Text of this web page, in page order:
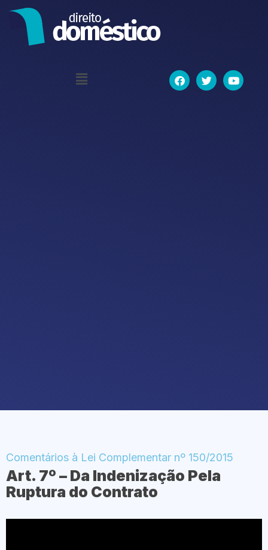
Comentários à Lei Complementar nº 150/2015
Art. 7º – Da Indenização Pela
Ruptura do Contrato